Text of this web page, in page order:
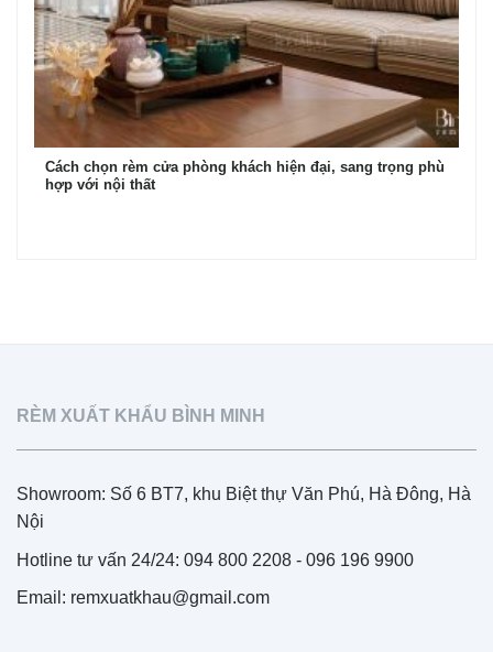
Cách chọn rèm cửa phòng khách hiện đại, sang trọng phù
hợp với nội thất
RÈM XUẤT KHẨU BÌNH MINH
Showroom: Số 6 BT7, khu Biệt thự Văn Phú, Hà Đông, Hà
Nội
Hotline tư vấn 24/24: 094 800 2208 - 096 196 9900
Email: remxuatkhau@gmail.com